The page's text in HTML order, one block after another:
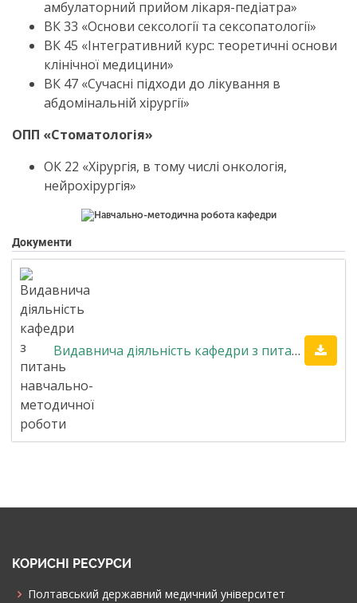
амбулаторний прийом лікаря-педіатра»
ВК 33 «Основи сексології та сексопатології»
ВК 45 «Інтегративний курс: теоретичні основи
клінічної медицини»
ВК 47 «Сучасні підходи до лікування в
абдомінальній хірургії»
ОПП «Стоматологія»
ОК 22 «Хірургія, в тому числі онкологія,
нейрохірургія»
Документи
Видавнича діяльність кафедри з питань навчально-методичної роботи
КОРИСНІ РЕСУРСИ
Полтавський державний медичний університет